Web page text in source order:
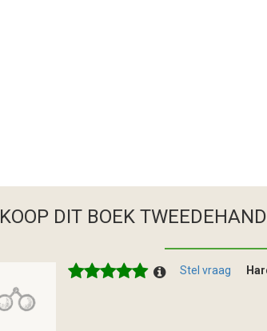
KOOP DIT BOEK
Stel vraag